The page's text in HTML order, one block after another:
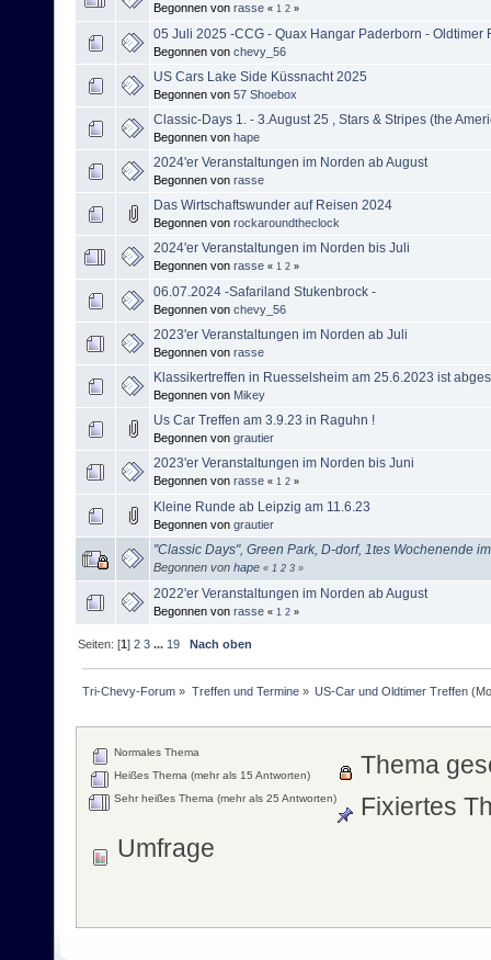
Begonnen von rasse « 1 2 »
05 Juli 2025 -CCG - Quax Hangar Paderborn - Oldtimer
Begonnen von chevy_56
US Cars Lake Side Küssnacht 2025
Begonnen von 57 Shoebox
Classic-Days 1. - 3.August 25 , Stars & Stripes (the
Begonnen von hape
2024'er Veranstaltungen im Norden ab August
Begonnen von rasse
Das Wirtschaftswunder auf Reisen 2024
Begonnen von rockaroundtheclock
2024'er Veranstaltungen im Norden bis Juli
Begonnen von rasse « 1 2 »
06.07.2024 -Safariland Stukenbrock -
Begonnen von chevy_56
2023'er Veranstaltungen im Norden ab Juli
Begonnen von rasse
Klassikertreffen in Ruesselsheim am 25.6.2023 ist
Begonnen von Mikey
Us Car Treffen am 3.9.23 in Raguhn !
Begonnen von grautier
2023'er Veranstaltungen im Norden bis Juni
Begonnen von rasse « 1 2 »
Kleine Runde ab Leipzig am 11.6.23
Begonnen von grautier
"Classic Days", Green Park, D-dorf, 1tes Wochenende
Begonnen von hape « 1 2 3 »
2022'er Veranstaltungen im Norden ab August
Begonnen von rasse « 1 2 »
Seiten: [1]2 3 ... 19 Nach oben
Tri-Chevy-Forum » Treffen und Termine» US-Car und Oldtimer Treffen
Normales Thema
Heißes Thema (mehr als 15 Antworten)
Sehr heißes Thema (mehr als 25 Antworten)
Thema
Fixiertes
Umfrage